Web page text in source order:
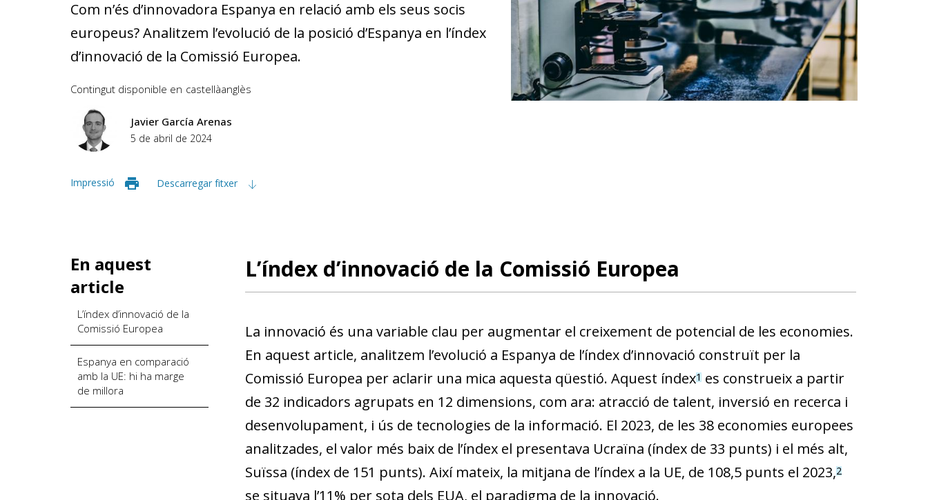
Com n’és d’innovadora Espanya en relació amb els seus socis
europeus? Analitzem l’evolució de la posició d’Espanya en l’índex
d’innovació de la Comissió Europea.
Contingut disponible en castellàanglès
Javier García Arenas
5 de abril de 2024
Impressió Descarregar fitxer
En aquest
article
L’índex d’innovació de la
Comissió Europea
Espanya en comparació
amb la UE: hi ha marge
de millora
L’índex d’innovació de la Comissió Europea
La innovació és una variable clau per augmentar el creixement de potencial de les economies.
En aquest article, analitzem l’evolució a Espanya de l’índex d’innovació construït per la
Comissió Europea per aclarir una mica aquesta qüestió. Aquest índex1es construeix a partir
de 32 indicadors agrupats en 12 dimensions, com ara: atracció de talent, inversió en recerca i
desenvolupament, i ús de tecnologies de la informació. El 2023, de les 38 economies europees
analitzades, el valor més baix de l’índex el presentava Ucraïna (índex de 33 punts) i el més alt,
Suïssa (índex de 151 punts). Així mateix, la mitjana de l’índex a la UE, de 108,5 punts el 2023,2
se situava l’11% per sota dels EUA, el paradigma de la innovació.